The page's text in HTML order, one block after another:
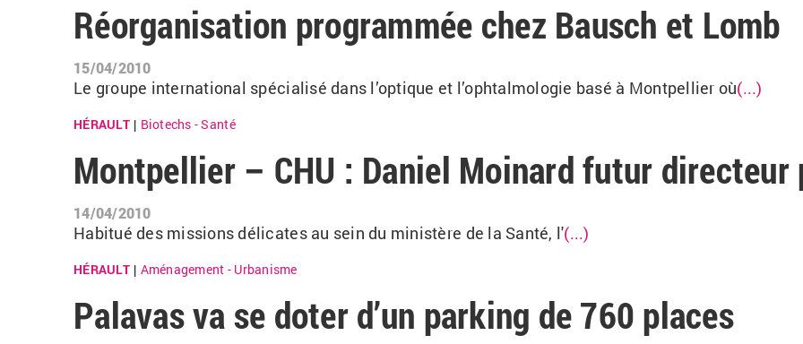
Réorganisation programmée chez Bausch et Lomb
15/04/2010
Le groupe international spécialisé dans l’optique et l’ophtalmologie basé à Montpellier où(...)
HÉRAULT| Biotechs - Santé
Montpellier – CHU : Daniel Moinard futur
14/04/2010
Habitué des missions délicates au sein du ministère de la Santé, l'(...)
HÉRAULT| Aménagement - Urbanisme
Palavas va se doter d’un parking de 760 places